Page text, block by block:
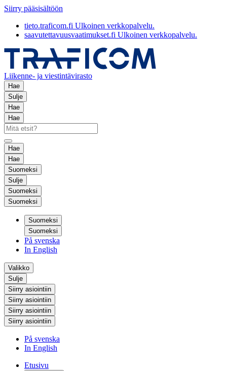
Siirry pääsisältöön
tieto.traficom.fi Ulkoinen verkkopalvelu.
saavutettavuusvaatimukset.fi Ulkoinen verkkopalvelu.
Liikenne- ja viestintävirasto
Hae
Sulje
Hae
Hae
Hae
Hae
Suomeksi
Sulje
Suomeksi
Suomeksi
Suomeksi
Suomeksi
På svenska
In English
Valikko
Sulje
Siirry asiointiin
Siirry asiointiin
Siirry asiointiin
Siirry asiointiin
På svenska
In English
Etusivu